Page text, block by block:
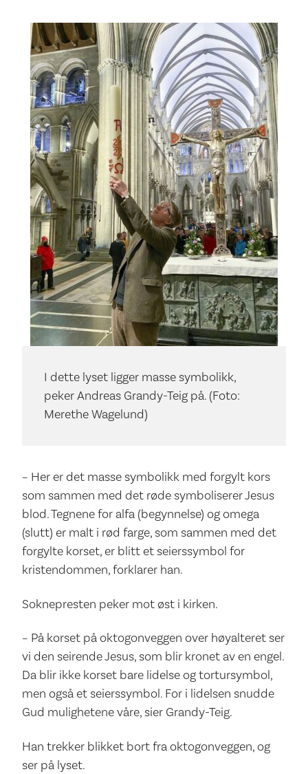
I dette lyset ligger masse symbolikk,
peker Andreas Grandy-Teig på. (Foto:
Merethe Wagelund)
– Her er det masse symbolikk med forgylt kors
som sammen med det røde symboliserer Jesus
blod. Tegnene for alfa (begynnelse) og omega
(slutt) er malt i rød farge, som sammen med det
forgylte korset, er blitt et seierssymbol for
kristendommen, forklarer han.
Soknepresten peker mot øst i kirken.
– På korset på oktogonveggen over høyalteret ser
vi den seirende Jesus, som blir kronet av en engel.
Da blir ikke korset bare lidelse og tortursymbol,
men også et seierssymbol. For i lidelsen snudde
Gud mulighetene våre, sier Grandy-Teig.
Han trekker blikket bort fra oktogonveggen, og
ser på lyset.